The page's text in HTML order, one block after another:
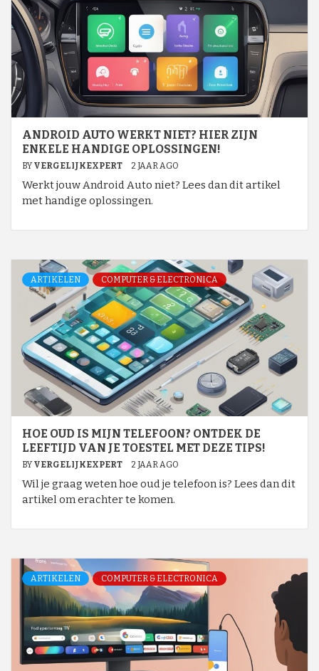
ANDROID AUTO WERKT NIET? HIER ZIJN
ENKELE HANDIGE OPLOSSINGEN!
BY VERGELIJKEXPERT 2 JAAR AGO
Werkt jouw Android Auto niet? Lees dan dit artikel
met handige oplossingen.
ARTIKELEN COMPUTER & ELECTRONICA
HOE OUD IS MIJN TELEFOON? ONTDEK DE
LEEFTIJD VAN JE TOESTEL MET DEZE TIPS!
BY VERGELIJKEXPERT 2 JAAR AGO
Wil je graag weten hoe oud je telefoon is? Lees dan dit
artikel om erachter te komen.
ARTIKELEN COMPUTER & ELECTRONICA